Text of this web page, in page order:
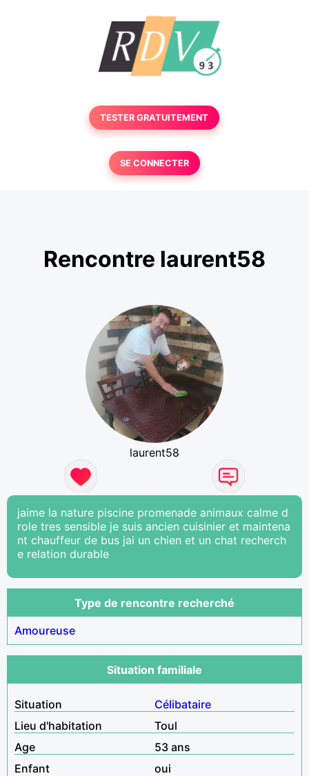
TESTER GRATUITEMENT
SE CONNECTER
Rencontre laurent58
laurent58
jaime la nature piscine promenade animaux calme d
role tres sensible je suis ancien cuisinier et maintena
nt chauffeur de bus jai un chien et un chat recherch
e relation durable
Type de rencontre recherché
Amoureuse
Situation familiale
Situation
Célibataire
Lieu d'habitation
Toul
Age
53 ans
Enfant
oui